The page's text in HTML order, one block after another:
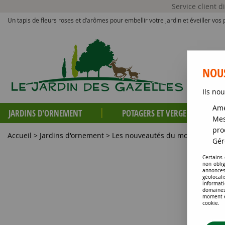
Service client
Un tapis de fleurs roses et d’arômes pour embellir votre jardin et éveiller vos
JARDINS D'ORNEMENT POTAGERS ET VERGERS
Accueil > Jardins d'ornement > Les nouveautés du moment >
Ils
Certains
non
moment
cookie.